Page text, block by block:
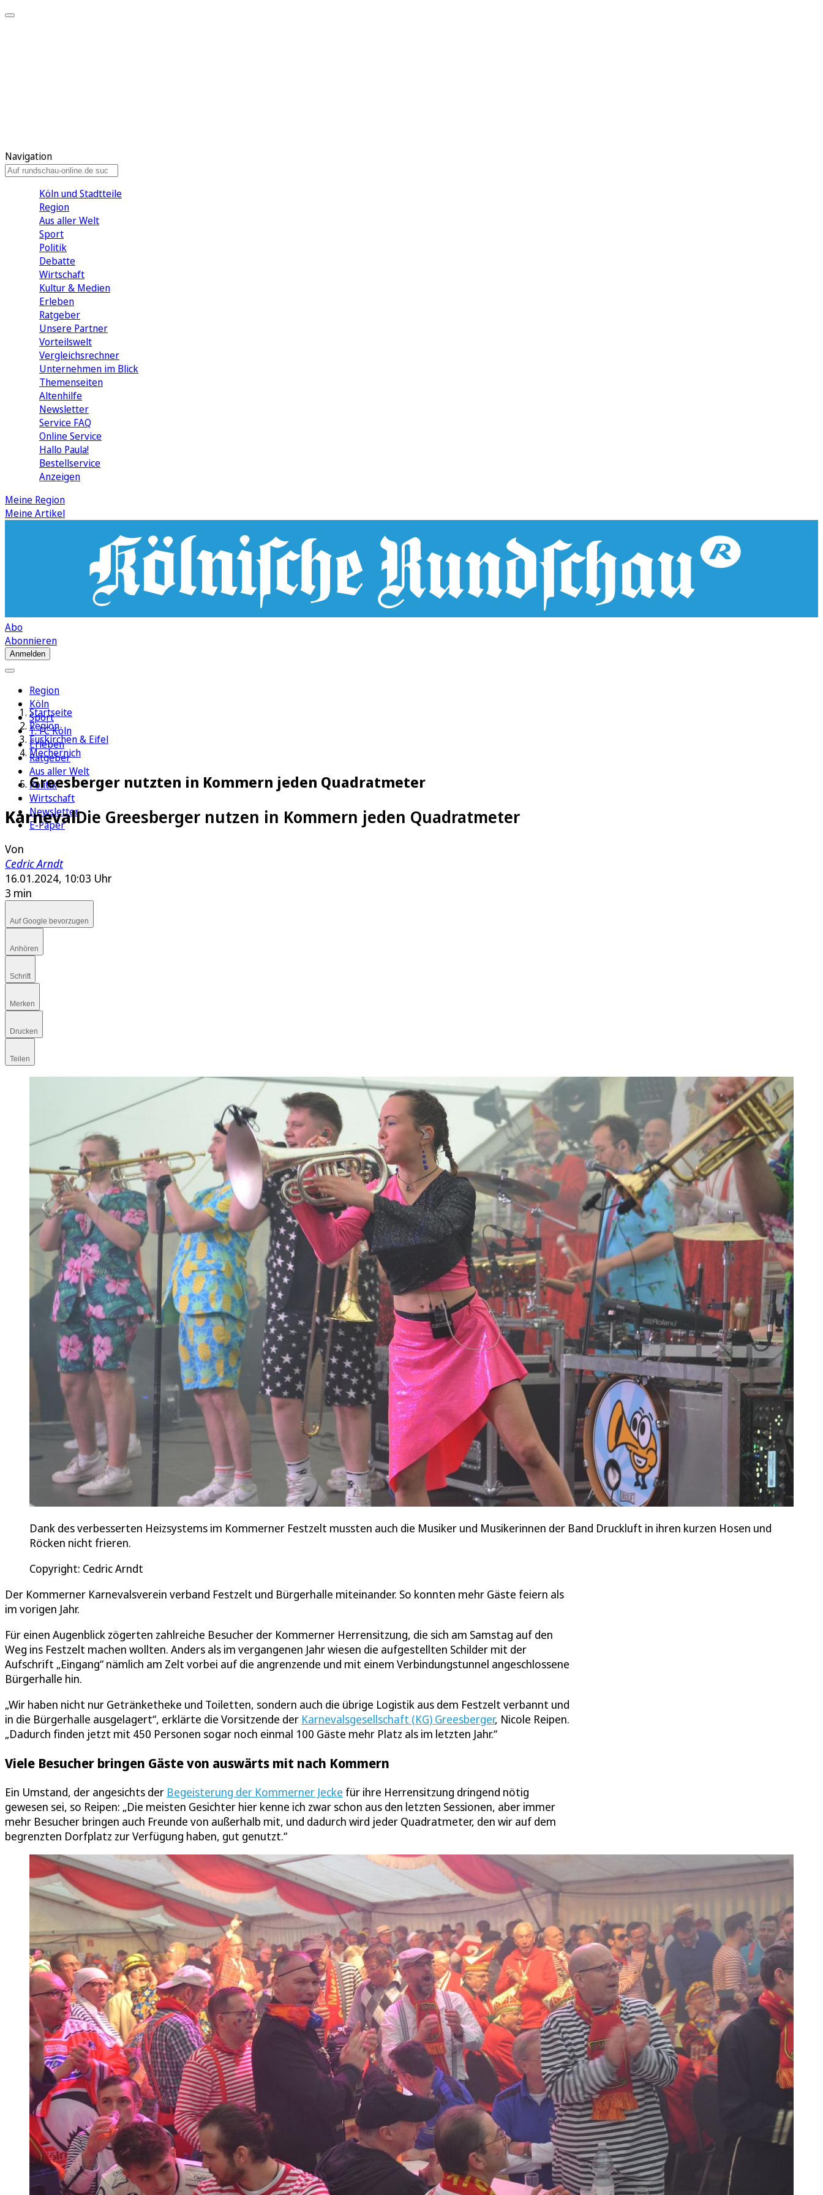
Navigation
Köln und Stadtteile
Region
Aus aller Welt
Sport
Politik
Debatte
Wirtschaft
Kultur & Medien
Erleben
Ratgeber
Unsere Partner
Vorteilswelt
Vergleichsrechner
Unternehmen im Blick
Themenseiten
Altenhilfe
Newsletter
Service FAQ
Online Service
Hallo Paula!
Bestellservice
Anzeigen
Meine Region
Meine Artikel
Abo
Abonnieren
Anmelden
Region
Köln
Sport
1. FC Köln
Erleben
Ratgeber
Aus aller Welt
Politik
Wirtschaft
Newsletter
E-Paper
Startseite
Region
Euskirchen & Eifel
Mechernich
Greesberger nutzten in Kommern jeden Quadratmeter
KarnevalDie Greesberger nutzen in Kommern jeden Quadratmeter
Von
Cedric Arndt
16.01.2024, 10:03 Uhr
3 min
Auf Google bevorzugen
Anhören
Schrift
Merken
Drucken
Teilen
Dank des verbesserten Heizsystems im Kommerner Festzelt mussten auch die Musiker und Musikerinnen der Band Druckluft in ihren kurzen Hosen und
Röcken nicht frieren.
Copyright: Cedric Arndt
Der Kommerner Karnevalsverein verband Festzelt und Bürgerhalle miteinander. So konnten mehr Gäste feiern als
im vorigen Jahr.
Für einen Augenblick zögerten zahlreiche Besucher der Kommerner Herrensitzung, die sich am Samstag auf den
Weg ins Festzelt machen wollten. Anders als im vergangenen Jahr wiesen die aufgestellten Schilder mit der
Aufschrift „Eingang“ nämlich am Zelt vorbei auf die angrenzende und mit einem Verbindungstunnel angeschlossene
Bürgerhalle hin.
„Wir haben nicht nur Getränketheke und Toiletten, sondern auch die übrige Logistik aus dem Festzelt verbannt und
in die Bürgerhalle ausgelagert“, erklärte die Vorsitzende der Karnevalsgesellschaft (KG) Greesberger, Nicole Reipen.
„Dadurch finden jetzt mit 450 Personen sogar noch einmal 100 Gäste mehr Platz als im letzten Jahr.“
Viele Besucher bringen Gäste von auswärts mit nach Kommern
Ein Umstand, der angesichts der Begeisterung der Kommerner Jecke für ihre Herrensitzung dringend nötig
gewesen sei, so Reipen: „Die meisten Gesichter hier kenne ich zwar schon aus den letzten Sessionen, aber immer
mehr Besucher bringen auch Freunde von außerhalb mit, und dadurch wird jeder Quadratmeter, den wir auf dem
begrenzten Dorfplatz zur Verfügung haben, gut genutzt.“